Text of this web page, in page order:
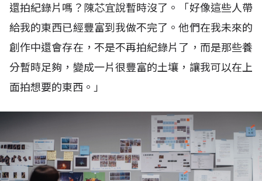
還拍紀錄片嗎？陳芯宜說暫時沒了。「好像這些人帶
給我的東西已經豐富到我做不完了。他們在我未來的
創作中還會存在，不是不再拍紀錄片了，而是那些養
分暫時足夠，變成一片很豐富的土壤，讓我可以在上
面拍想要的東西。」